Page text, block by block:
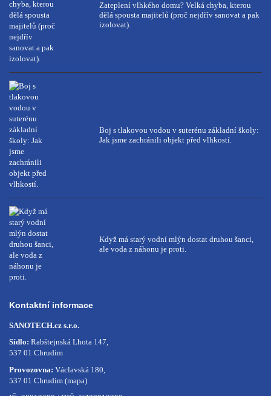
Zateplení vlhkého domu? Velká chyba, kterou
dělá spousta majitelů (proč nejdřív sanovat a pak
izolovat).
Boj s tlakovou vodou v suterénu základní školy:
Jak jsme zachránili objekt před vlhkostí.
Když má starý vodní mlýn dostat druhou šanci,
ale voda z náhonu je proti.
Kontaktní informace
SANOTECH.cz s.r.o.
Sídlo: Rabštejnská Lhota 147,
537 01 Chrudim
Provozovna: Václavská 180,
537 01 Chrudim (mapa)